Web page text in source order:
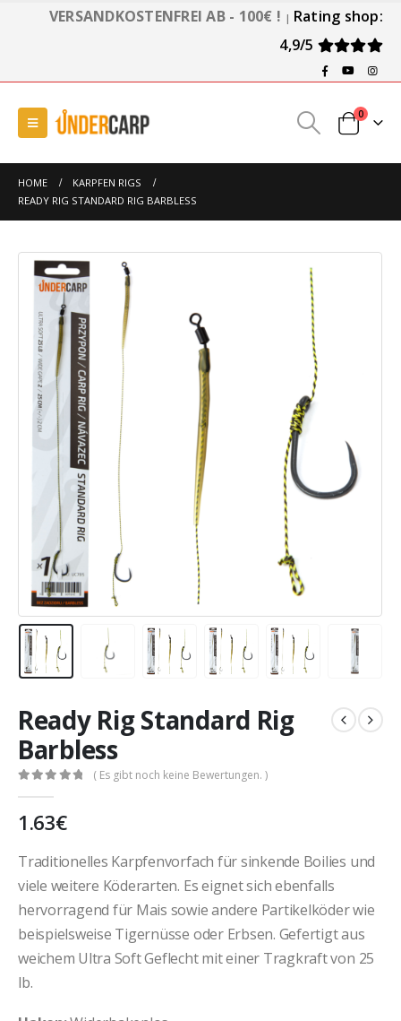
VERSANDKOSTENFREI AB - 100€ ! | Rating shop:
4,9/5
0
HOME
KARPFEN RIGS
READY RIG STANDARD RIG BARBLESS
Ready Rig Standard Rig
Barbless
( Es gibt noch keine Bewertungen. )
1.63€
Traditionelles Karpfenvorfach für sinkende Boilies und
viele weitere Köderarten. Es eignet sich ebenfalls
hervorragend für Mais sowie andere Partikelköder wie
beispielsweise Tigernüsse oder Erbsen. Gefertigt aus
weichem Ultra Soft Geflecht mit einer Tragkraft von 25
lb.